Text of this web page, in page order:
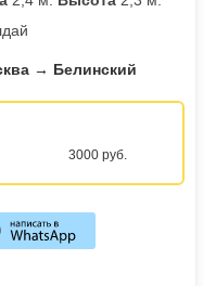
→ Белинский
3000 руб.